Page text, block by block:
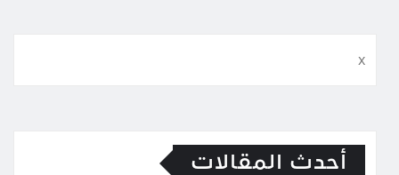
x
أحدث المقالات